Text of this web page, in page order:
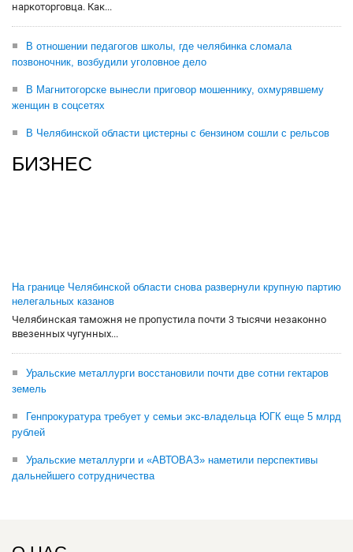
наркоторговца. Как...
В отношении педагогов школы, где челябинка сломала
позвоночник, возбудили уголовное дело
В Магнитогорске вынесли приговор мошеннику, охмурявшему
женщин в соцсетях
В Челябинской области цистерны с бензином сошли с рельсов
БИЗНЕС
На границе Челябинской области снова развернули крупную партию
нелегальных казанов
Челябинская таможня не пропустила почти 3 тысячи незаконно
ввезенных чугунных...
Уральские металлурги восстановили почти две сотни гектаров
земель
Генпрокуратура требует у семьи экс-владельца ЮГК еще 5 млрд
рублей
Уральские металлурги и «АВТОВАЗ» наметили перспективы
дальнейшего сотрудничества